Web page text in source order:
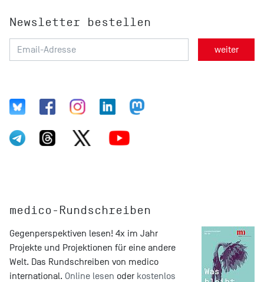
Newsletter bestellen
medico-Rundschreiben
Gegenperspektiven lesen! 4x im Jahr
Projekte und Projektionen für eine andere
Welt. Das Rundschreiben von medico
international. Online lesen oder kostenlos